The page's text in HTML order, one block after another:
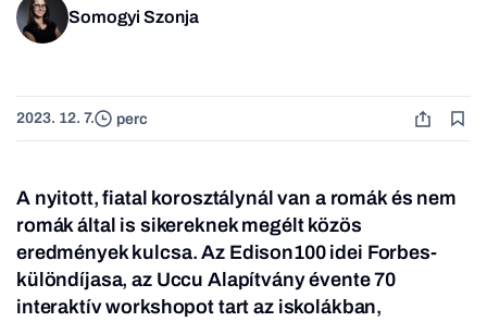
Somogyi Szonja
2023. 12. 7. perc
A nyitott, fiatal korosztálynál van a romák és nem
romák által is sikereknek megélt közös
eredmények kulcsa. Az Edison100 idei Forbes-
különdíjasa, az Uccu Alapítvány évente 70
interaktív workshopot tart az iskolákban,